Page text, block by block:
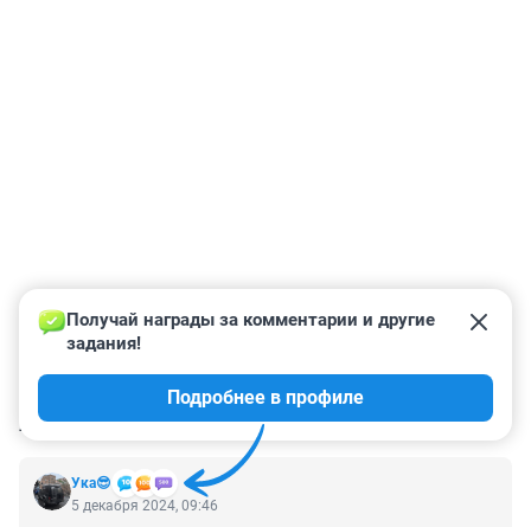
КОММЕНТАРИИ 2
Ука😎
Получай награды за комментарии и другие
задания!
Подробнее в профиле
5 декабря 2024, 09:46